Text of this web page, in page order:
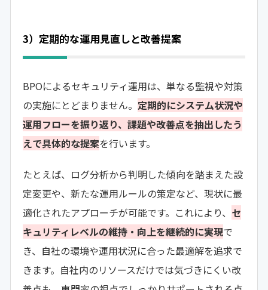
3）定期的な運用見直しと改善提案
BPOによるセキュリティ運用は、単なる監視や対策
の実施にとどまりません。 定期的にシステム状況や
運用フローを振り返り、課題や改善点を抽出したう
えで具体的な提案を行います。
たとえば、ログ分析から判明した傾向を踏まえた設
定変更や、新たな運用ルールの策定など、現状に最
適化されたアプローチが可能です。これにより、 セ
キュリティレベルの維持・向上を継続的に実現で
き、自社の環境や運用状況に合った最適解を追求で
きます。自社内のリソースだけでは気づきにくい改